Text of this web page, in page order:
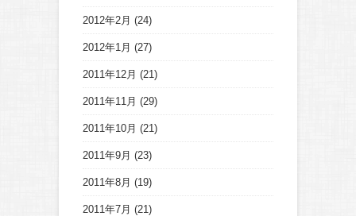
2012年2月 (24)
2012年1月 (27)
2011年12月 (21)
2011年11月 (29)
2011年10月 (21)
2011年9月 (23)
2011年8月 (19)
2011年7月 (21)